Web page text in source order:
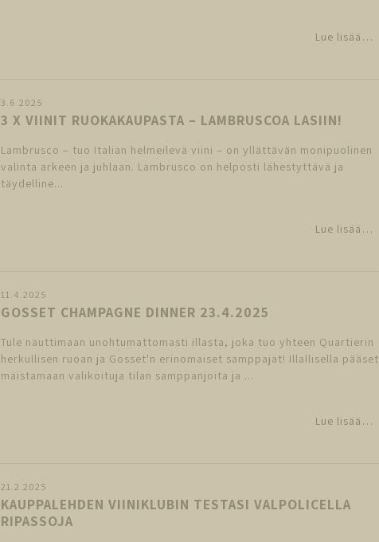
Lue lisää…
3.6.2025
3 X VIINIT RUOKAKAUPASTA – LAMBRUSCOA LASIIN!
Lambrusco – tuo Italian helmeilevä viini – on yllättävän monipuolinen
valinta arkeen ja juhlaan. Lambrusco on helposti lähestyttävä ja
täydelline...
Lue lisää…
11.4.2025
GOSSET CHAMPAGNE DINNER 23.4.2025
Tule nauttimaan unohtumattomasti illasta, joka tuo yhteen Quartierin
herkullisen ruoan ja Gosset'n erinomaiset samppajat! Illallisella pääset
maistamaan valikoituja tilan samppanjoita ja ...
Lue lisää…
21.2.2025
KAUPPALEHDEN VIINIKLUBIN TESTASI VALPOLICELLA
RIPASSOJA